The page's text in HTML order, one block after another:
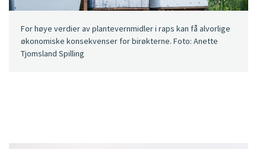
For høye verdier av plantevernmidler i raps kan få alvorlige
økonomiske konsekvenser for birøkterne. Foto: Anette
Tjomsland Spilling